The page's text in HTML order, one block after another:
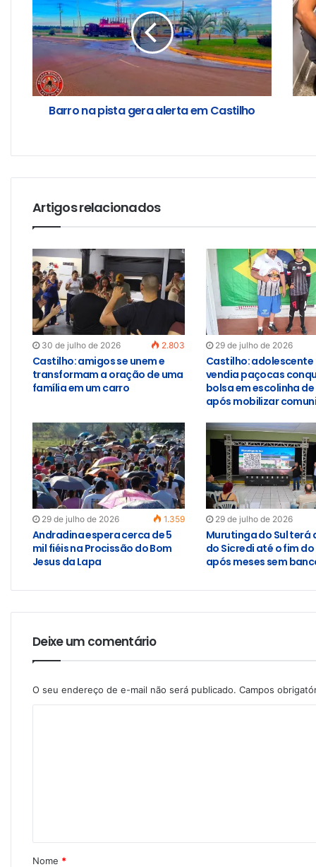
Barro na pista gera alerta em Castilho
Artigos relacionados
30 de julho de 2026 2.803
Castilho: amigos se unem e
transformam a oração de uma
família em um carro
29 de julho de 2026
Castilho: adolescente
vendia paçocas
bolsa em escolinha
após mobilizar
29 de julho de 2026 1.359
Andradina espera cerca de 5
mil fiéis na Procissão do Bom
Jesus da Lapa
29 de julho de 2026
Murutinga do Sul terá
do Sicredi até o fim
após meses sem
Deixe um comentário
O seu endereço de e-mail não será publicado. Campos
Nome *